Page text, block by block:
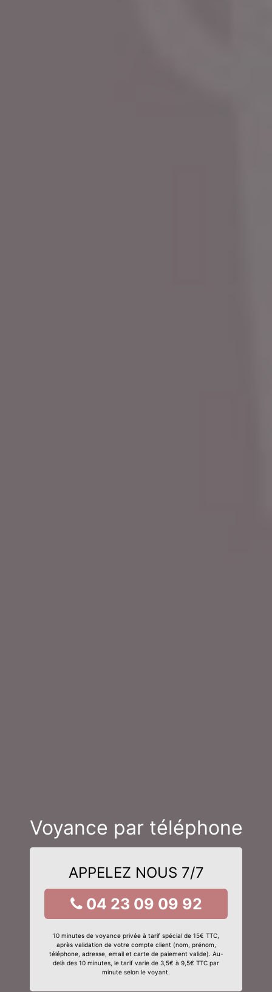
Voyance par téléphone
APPELEZ NOUS 7/7
04 23 09 09 92
10 minutes de voyance privée à tarif spécial de 15€ TTC,
après validation de votre compte client (nom, prénom,
téléphone, adresse, email et carte de paiement valide). Au-
delà des 10 minutes, le tarif varie de 3,5€ à 9,5€ TTC par
minute selon le voyant.